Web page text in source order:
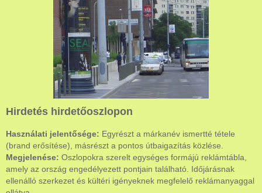
Hirdetés hirdetőoszlopon
Használati jelentősége: Egyrészt a márkanév ismertté tétele
(brand erősítése), másrészt a pontos útbaigazítás közlése.
Megjelenése: Oszlopokra szerelt egységes formájú reklámtábla,
amely az ország engedélyezett pontjain található. Időjárásnak
ellenálló szerkezet és kültéri igényeknek megfelelő reklámanyaggal